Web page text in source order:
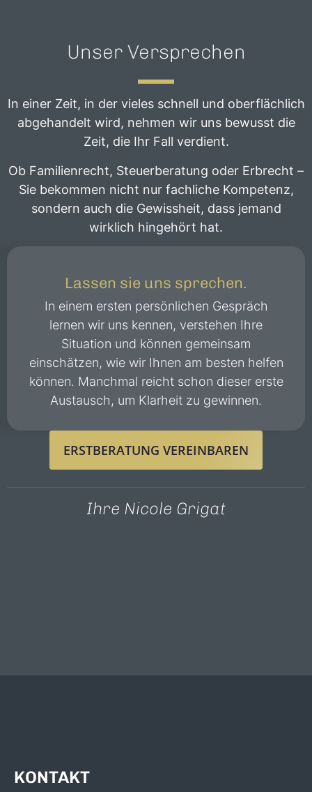
Unser Versprechen
In einer Zeit, in der vieles schnell und oberflächlich
abgehandelt wird, nehmen wir uns bewusst die
Zeit, die Ihr Fall verdient.
Ob Familienrecht, Steuerberatung oder Erbrecht –
Sie bekommen nicht nur fachliche Kompetenz,
sondern auch die Gewissheit, dass jemand
wirklich hingehört hat.
Lassen sie uns sprechen.
In einem ersten persönlichen Gespräch
lernen wir uns kennen, verstehen Ihre
Situation und können gemeinsam
einschätzen, wie wir Ihnen am besten helfen
können. Manchmal reicht schon dieser erste
Austausch, um Klarheit zu gewinnen.
ERSTBERATUNG VEREINBAREN
Ihre Nicole Grigat
KONTAKT